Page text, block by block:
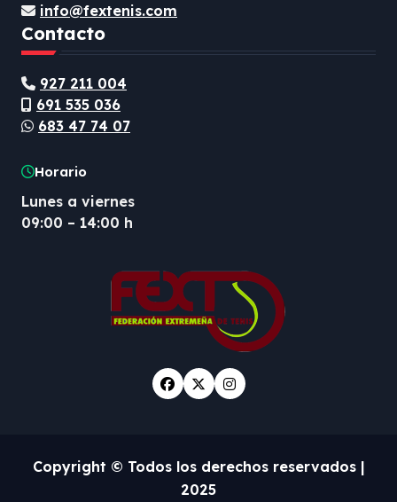
info@fextenis.com
Contacto
927 211 004
691 535 036
683 47 74 07
Horario
Lunes a viernes
09:00 – 14:00 h
Copyright © Todos los derechos reservados |
2025